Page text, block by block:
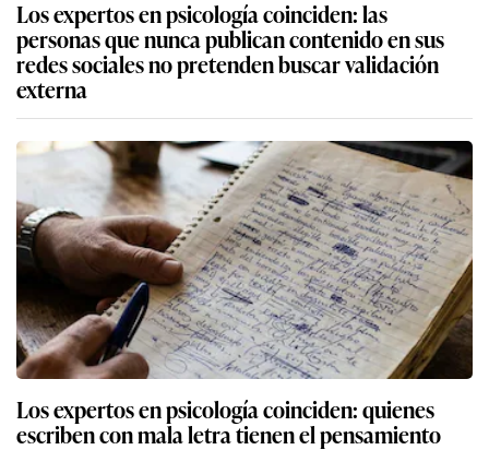
Los expertos en psicología coinciden: las
personas que nunca publican contenido en sus
redes sociales no pretenden buscar validación
externa
Los expertos en psicología coinciden: quienes
escriben con mala letra tienen el pensamiento